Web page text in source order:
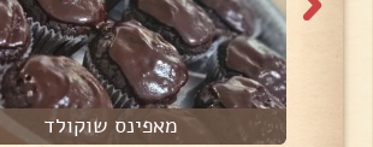
מאפינס שוקולד